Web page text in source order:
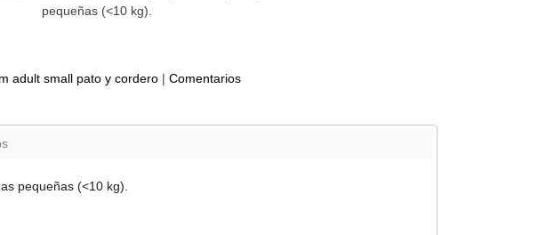
pequeñas (<10 kg).
adult small pato y cordero | Comentarios
pequeñas (<10 kg).